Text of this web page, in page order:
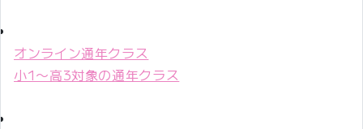
オンライン通年クラス
小1〜高3対象の通年クラス